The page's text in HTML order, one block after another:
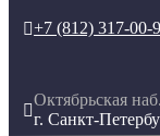
+7 (812) 317-00-

Октябрьская
г. Санкт-